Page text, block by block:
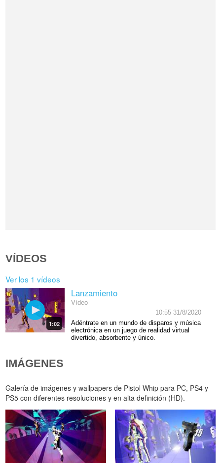
VÍDEOS
Ver los 1 vídeos
1:02
Lanzamiento
Vídeo
10:55 31/8/2020
Adéntrate en un mundo de disparos y música
electrónica en un juego de realidad virtual
divertido, absorbente y único.
IMÁGENES
Galería de imágenes y wallpapers de Pistol Whip para PC, PS4 y
PS5 con diferentes resoluciones y en alta definición (HD).